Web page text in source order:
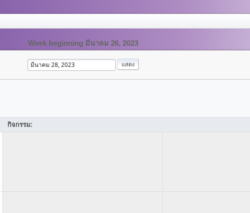
Week beginning มีนาคม 26, 2023
กิจกรรม: